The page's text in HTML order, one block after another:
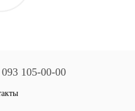
093 105-00-00